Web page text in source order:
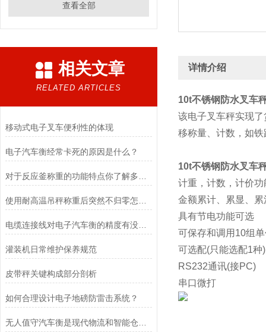
查看全部
相关文章
RELATED ARTICLES
移动式电子叉车便利性的体现
电子汽车衡经常卡死的原因是什么？
电缆连接线对电子汽车衡的精度有没有影响呢
灌装机日常维护保养规范
皮带秤关键构成部分剖析
如何合理设计电子地磅防雷击系统？
详情介绍
10t不锈钢防水叉车
该电子叉车秤实现
移称量、计数，如
10t不锈钢防水叉车
计重，计数，计价
金额累计、累显、累
具有节电功能可选
可保存和调用10组
可选配(只能选配1种)
RS232通讯(接PC)
串口微打